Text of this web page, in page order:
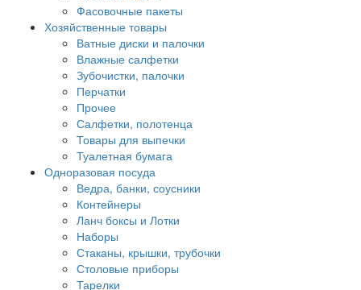
Фасовочные пакеты
Хозяйственные товары
Ватные диски и палочки
Влажные салфетки
Зубочистки, палочки
Перчатки
Прочее
Салфетки, полотенца
Товары для выпечки
Туалетная бумага
Одноразовая посуда
Ведра, банки, соусники
Контейнеры
Ланч боксы и Лотки
Наборы
Стаканы, крышки, трубочки
Столовые приборы
Тарелки